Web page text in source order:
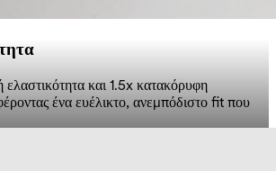
και 1.5x κατακόρυφη
ένα ευέλικτο, ανεμπόδιστο fit που